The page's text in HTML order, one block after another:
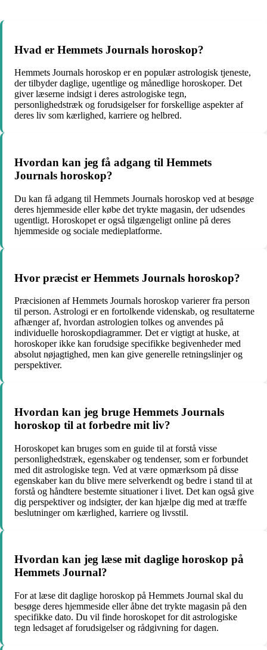
Hvad er Hemmets Journals horoskop?
Hemmets Journals horoskop er en populær astrologisk tjeneste,
der tilbyder daglige, ugentlige og månedlige horoskoper. Det
giver læserne indsigt i deres astrologiske tegn,
personlighedstræk og forudsigelser for forskellige aspekter af
deres liv som kærlighed, karriere og helbred.
Hvordan kan jeg få adgang til Hemmets
Journals horoskop?
Du kan få adgang til Hemmets Journals horoskop ved at besøge
deres hjemmeside eller købe det trykte magasin, der udsendes
ugentligt. Horoskopet er også tilgængeligt online på deres
hjemmeside og sociale medieplatforme.
Hvor præcist er Hemmets Journals horoskop?
Præcisionen af Hemmets Journals horoskop varierer fra person
til person. Astrologi er en fortolkende videnskab, og resultaterne
afhænger af, hvordan astrologien tolkes og anvendes på
individuelle horoskopdiagrammer. Det er vigtigt at huske, at
horoskoper ikke kan forudsige specifikke begivenheder med
absolut nøjagtighed, men kan give generelle retningslinjer og
perspektiver.
Hvordan kan jeg bruge Hemmets Journals
horoskop til at forbedre mit liv?
Horoskopet kan bruges som en guide til at forstå visse
personlighedstræk, egenskaber og tendenser, som er forbundet
med dit astrologiske tegn. Ved at være opmærksom på disse
egenskaber kan du blive mere selverkendt og bedre i stand til at
forstå og håndtere bestemte situationer i livet. Det kan også give
dig perspektiver og indsigter, der kan hjælpe dig med at træffe
beslutninger om kærlighed, karriere og livsstil.
Hvordan kan jeg læse mit daglige horoskop på
Hemmets Journal?
For at læse dit daglige horoskop på Hemmets Journal skal du
besøge deres hjemmeside eller åbne det trykte magasin på den
specifikke dato. Du vil finde horoskopet for dit astrologiske
tegn ledsaget af forudsigelser og rådgivning for dagen.